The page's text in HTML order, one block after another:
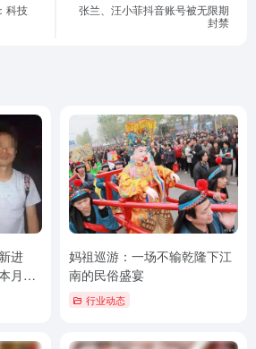
科技
张兰、汪小菲抖音账号被无限期
封禁
进
月21
妈祖巡游：一场不输乾隆下江
南的民俗盛宴
行业动态